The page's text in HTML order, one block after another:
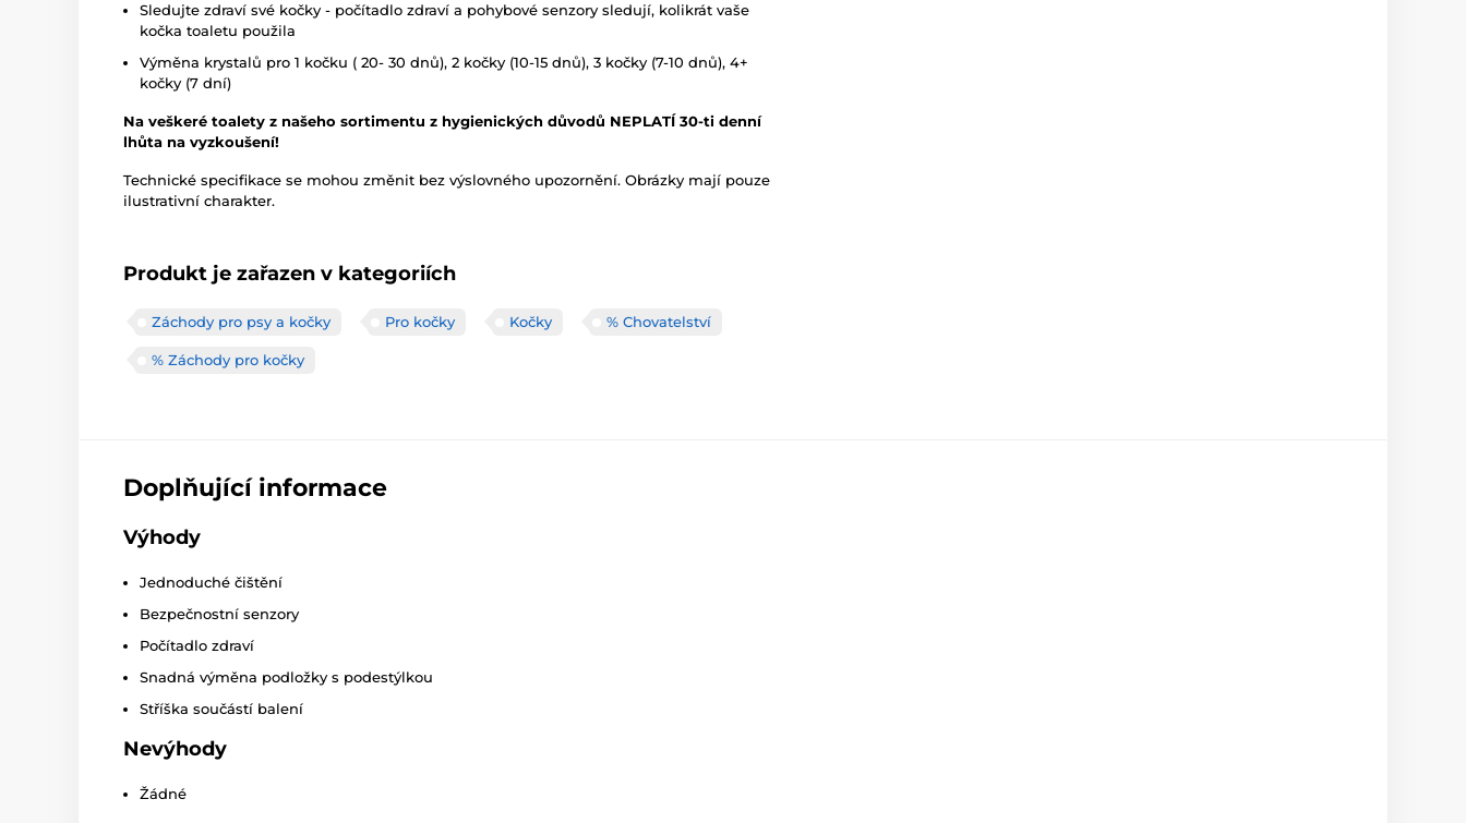
Sledujte zdraví své kočky - počítadlo zdraví a pohybové senzory sledují, kolikrát vaše
kočka toaletu použila
Výměna krystalů pro 1 kočku ( 20- 30 dnů), 2 kočky (10-15 dnů), 3 kočky (7-10 dnů), 4+
kočky (7 dní)
Na veškeré toalety z našeho sortimentu z hygienických důvodů NEPLATÍ 30-ti denní
lhůta na vyzkoušení!
Technické specifikace se mohou změnit bez výslovného upozornění. Obrázky mají pouze
ilustrativní charakter.
Produkt je zařazen v kategoriích
Záchody pro psy a kočky Pro kočky Kočky % Chovatelství
% Záchody pro kočky
Doplňující informace
Výhody
Jednoduché čištění
Bezpečnostní senzory
Počítadlo zdraví
Snadná výměna podložky s podestýlkou
Stříška součástí balení
Nevýhody
Žádné